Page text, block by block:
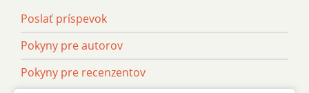
Poslať príspevok
Pokyny pre autorov
Pokyny pre recenzentov